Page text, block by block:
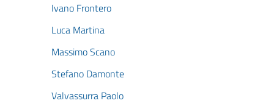
Ivano Frontero
Luca Martina
Massimo Scano
Stefano Damonte
Valvassurra Paolo